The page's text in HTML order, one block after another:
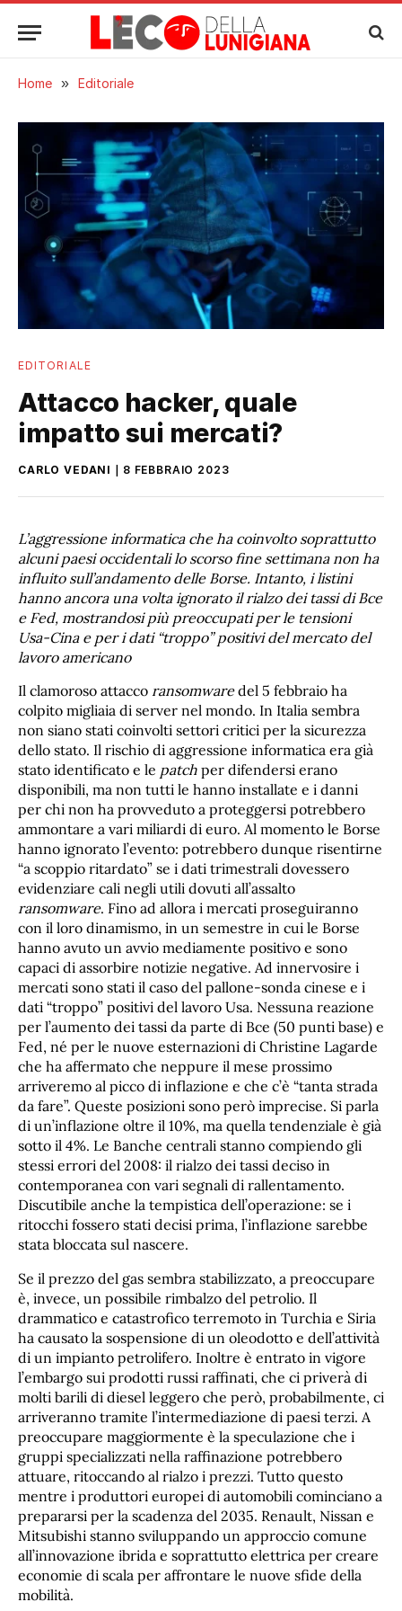
Home » Editoriale
EDITORIALE
Attacco hacker, quale
impatto sui mercati?
CARLO VEDANI 8 FEBBRAIO 2023
L’aggressione informatica che ha coinvolto soprattutto
alcuni paesi occidentali lo scorso fine settimana non ha
influito sull’andamento delle Borse. Intanto, i listini
hanno ancora una volta ignorato il rialzo dei tassi di Bce
e Fed, mostrandosi più preoccupati per le tensioni
Usa-Cina e per i dati “troppo” positivi del mercato del
lavoro americano
Il clamoroso attacco ransomwaredel 5 febbraio ha
colpito migliaia di server nel mondo. In Italia sembra
non siano stati coinvolti settori critici per la sicurezza
dello stato. Il rischio di aggressione informatica era già
stato identificato e le patch per difendersi erano
disponibili, ma non tutti le hanno installate e i danni
per chi non ha provveduto a proteggersi potrebbero
ammontare a vari miliardi di euro. Al momento le Borse
hanno ignorato l’evento: potrebbero dunque risentirne
“a scoppio ritardato” se i dati trimestrali dovessero
evidenziare cali negli utili dovuti all’assalto
ransomware. Fino ad allora i mercati proseguiranno
con il loro dinamismo, in un semestre in cui le Borse
hanno avuto un avvio mediamente positivo e sono
capaci di assorbire notizie negative. Ad innervosire i
mercati sono stati il caso del pallone-sonda cinese e i
dati “troppo” positivi del lavoro Usa. Nessuna reazione
per l’aumento dei tassi da parte di Bce (50 punti base) e
Fed, né per le nuove esternazioni di Christine Lagarde
che ha affermato che neppure il mese prossimo
arriveremo al picco di inflazione e che c’è “tanta strada
da fare”. Queste posizioni sono però imprecise. Si parla
di un’inflazione oltre il 10%, ma quella tendenziale è già
sotto il 4%. Le Banche centrali stanno compiendo gli
stessi errori del 2008: il rialzo dei tassi deciso in
contemporanea con vari segnali di rallentamento.
Discutibile anche la tempistica dell’operazione: se i
ritocchi fossero stati decisi prima, l’inflazione sarebbe
stata bloccata sul nascere.
Se il prezzo del gas sembra stabilizzato, a preoccupare
è, invece, un possibile rimbalzo del petrolio. Il
drammatico e catastrofico terremoto in Turchia e Siria
ha causato la sospensione di un oleodotto e dell’attività
di un impianto petrolifero. Inoltre è entrato in vigore
l’embargo sui prodotti russi raffinati, che ci priverà di
molti barili di diesel leggero che però, probabilmente, ci
arriveranno tramite l’intermediazione di paesi terzi. A
preoccupare maggiormente è la speculazione che i
gruppi specializzati nella raffinazione potrebbero
attuare, ritoccando al rialzo i prezzi. Tutto questo
mentre i produttori europei di automobili cominciano a
prepararsi per la scadenza del 2035. Renault, Nissan e
Mitsubishi stanno sviluppando un approccio comune
all’innovazione ibrida e soprattutto elettrica per creare
economie di scala per affrontare le nuove sfide della
mobilità.